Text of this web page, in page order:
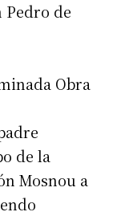
Pedro de
Obra
de la
Mosnou a